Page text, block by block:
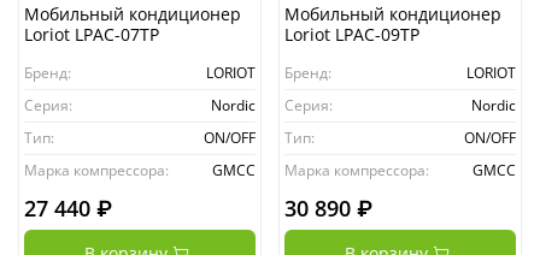
Мобильный кондиционер
Loriot LPAC-07TP
Бренд:
LORIOT
Серия:
Nordic
Тип:
ON/OFF
Марка компрессора:
GMCC
27 440 ₽
Мобильный кондиционер
Loriot LPAC-09TP
Бренд:
LORIOT
Серия:
Nordic
Тип:
ON/OFF
Марка компрессора:
GMCC
30 890 ₽